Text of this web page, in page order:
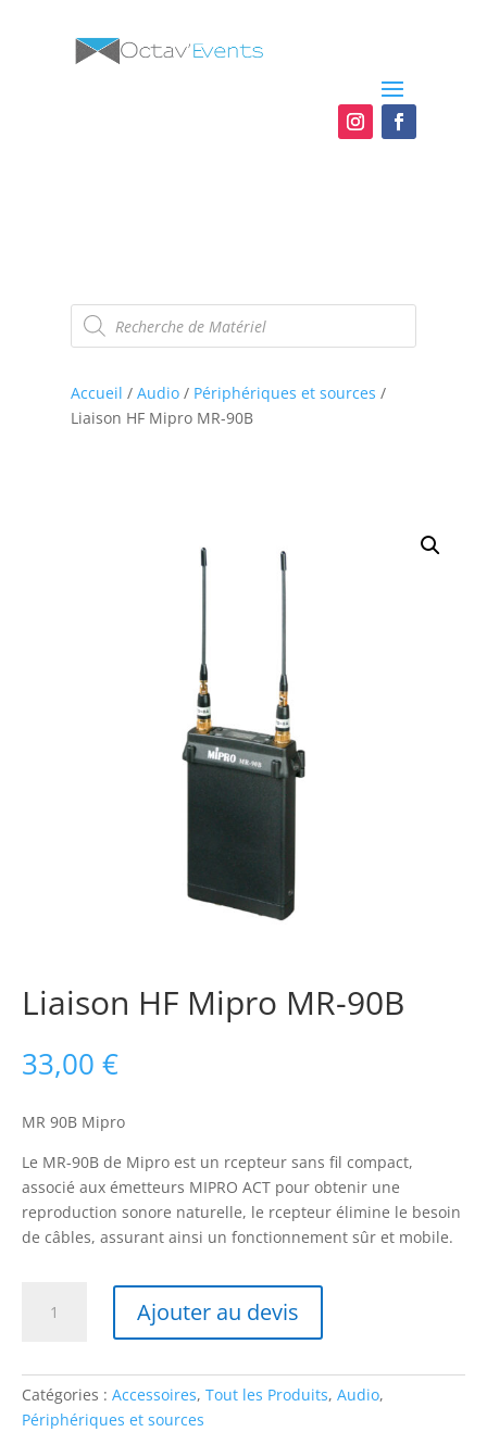
Recherche
de
produits
Accueil / Audio/ Périphériques et sources /
Liaison HF Mipro MR-90B
Liaison HF Mipro MR-90B
33,00 €
MR 90B Mipro
Le MR-90B de Mipro est un rcepteur sans fil compact,
associé aux émetteurs MIPRO ACT pour obtenir une
reproduction sonore naturelle, le rcepteur élimine le besoin
de câbles, assurant ainsi un fonctionnement sûr et mobile.
Mipro
MR-
Ajouter au devis
Catégories : Accessoires, Tout les Produits, Audio,
Périphériques et sources